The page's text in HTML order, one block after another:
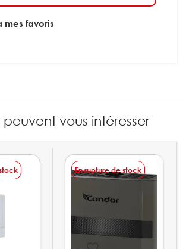
mes favoris
peuvent vous intéresser
En rupture de stock